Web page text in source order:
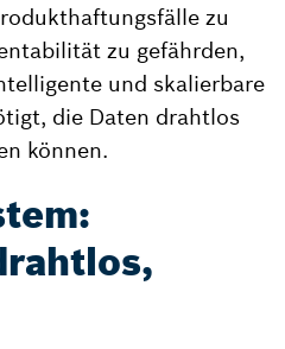
zu
zu gefährden,
und skalierbare
die Daten drahtlos
können.